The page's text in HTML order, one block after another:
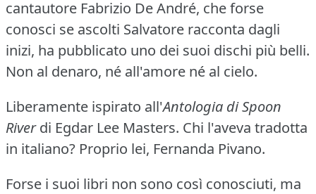
cantautore Fabrizio De André, che forse
conosci se ascolti Salvatore racconta dagli
inizi, ha pubblicato uno dei suoi dischi più belli.
Non al denaro, né all'amore né al cielo.
Liberamente ispirato all'Antologia di Spoon
Riverdi Egdar Lee Masters. Chi l'aveva tradotta
in italiano? Proprio lei, Fernanda Pivano.
Forse i suoi libri non sono così conosciuti, ma